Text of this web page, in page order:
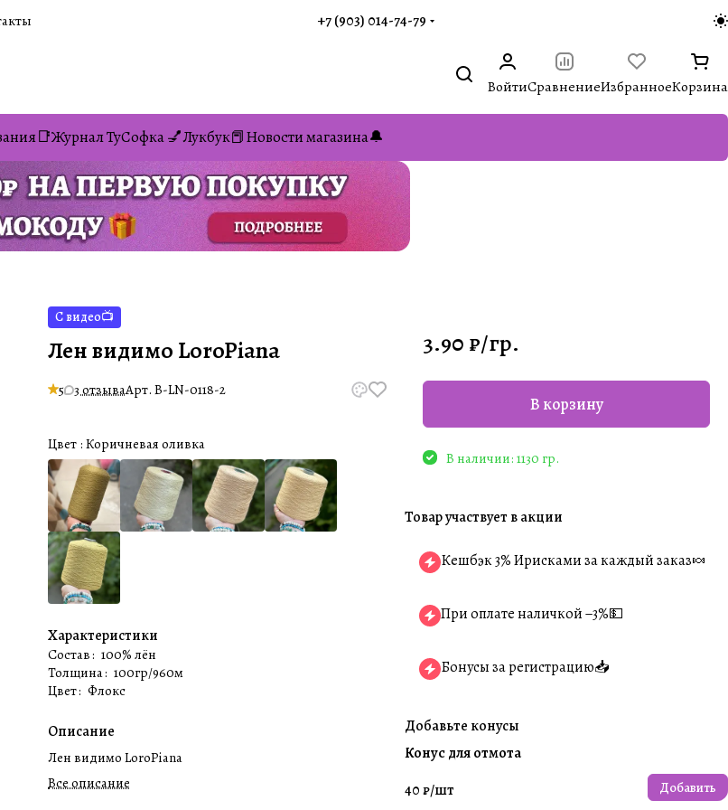
+7 (903) 014-74-79‬
ВойтиСравнениеИзбранноеКорзина
Журнал ТуСофка 💅Лукбук📕Новости магазина🔔
С видео📺
Лен видимо LoroPiana
5 3 отзываАрт.B-LN-0118-2
Цвет :Коричневая оливка
Характеристики
Состав: 100% лён
Толщина: 100гр/960м
Цвет: Флокс
Описание
Лен видимо LoroPiana
Все описание
3.90 ₽/гр.
В корзину
В наличии: 1130 гр.
Товар участвует в акции
Кешбэк 3% Ирисками за каждый заказ🍬
При оплате наличкой −3%💵
Бонусы за регистрацию📥
Добавьте конусы
Конус для отмота
40 ₽/шт Добавить